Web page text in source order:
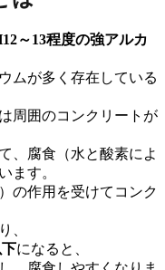
～13程度の強アルカ
ムが多く存在している
周囲のコンクリートが
、腐食（水と酸素によ
ます。
の作用を受けてコンク
、
になると、